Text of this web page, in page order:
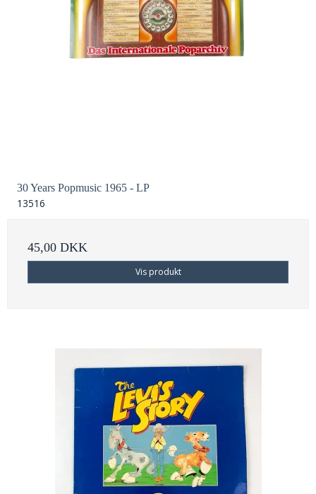
30 Years Popmusic 1965 - LP
13516
45,00 DKK
Vis produkt